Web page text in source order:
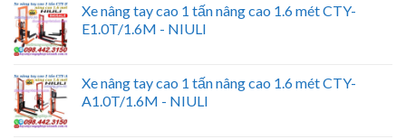
Xe nâng tay cao 1 tấn nâng cao 1.6 mét CTY-
E1.0T/1.6M - NIULI
Xe nâng tay cao 1 tấn nâng cao 1.6 mét CTY-
A1.0T/1.6M - NIULI